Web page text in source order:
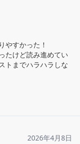
やすかった！
たけど読み進めてい
トまでハラハラしな
2026年4月8日